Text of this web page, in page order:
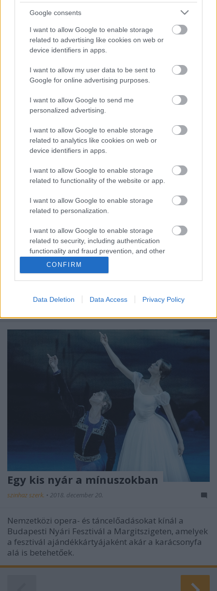
Google consents
I want to allow Google to enable storage
related to advertising like cookies on web or
device identifiers in apps.
I want to allow my user data to be sent to
Google for online advertising purposes.
I want to allow Google to send me
personalized advertising.
I want to allow Google to enable storage
related to analytics like cookies on web or
device identifiers in apps.
I want to allow Google to enable storage
related to functionality of the website or app.
I want to allow Google to enable storage
related to personalization.
I want to allow Google to enable storage
related to security, including authentication
functionality and fraud prevention, and other
user protection.
CONFIRM
Data Deletion Data Access Privacy Policy
Fesztiválon
TörökÁkos•2019. április 29.
José Cura, az argentin operalegenda június 7-én és
bőrébe bújik Puccini Turandot-jában.
Ösztönös varázsló
TörökÁkos•2019. április 12.
Idén Molnár Ferenc négy népszerű színpadi
darabjával is találkozhat a közönség a Városmajori
Kihirdették az idei Városmajor
Színházi Szemle versenyprogramját
TörökÁkos 2019. március 31.
népszerű klasszikus előadások versenyeznek ismét a
Egy kis nyár a mínuszokban
szinhaz szerk. • 2018. december 20.
Nemzetközi opera- és táncelőadásokat kínál a
Budapesti Nyári Fesztivál a Margitszigeten, amelyek
a fesztivál ajándékkártyájaként akár a karácsonyfa
alá is betehetőek.